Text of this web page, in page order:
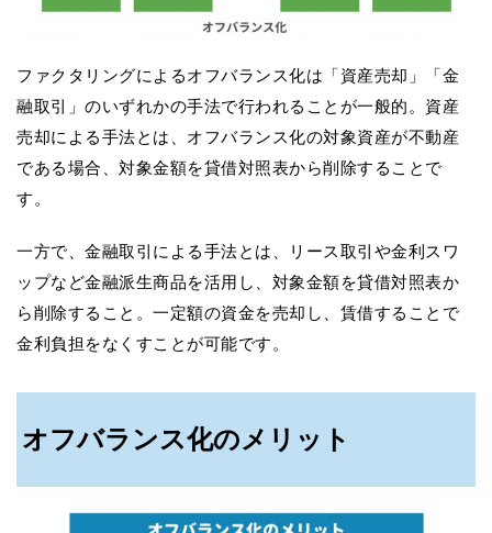
ファクタリングによるオフバランス化は「資産売却」「金
融取引」のいずれかの手法で行われることが一般的。資産
売却による手法とは、オフバランス化の対象資産が不動産
である場合、対象金額を貸借対照表から削除することで
す。
一方で、金融取引による手法とは、リース取引や金利スワ
ップなど金融派生商品を活用し、対象金額を貸借対照表か
ら削除すること。一定額の資金を売却し、賃借することで
金利負担をなくすことが可能です。
オフバランス化のメリット